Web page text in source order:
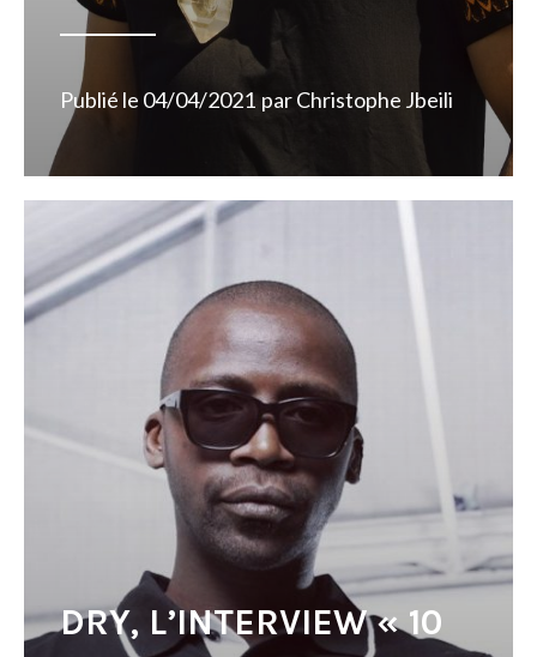
Publié le 04/04/2021 parChristophe Jbeili
DRY, L’INTERVIEW « 10